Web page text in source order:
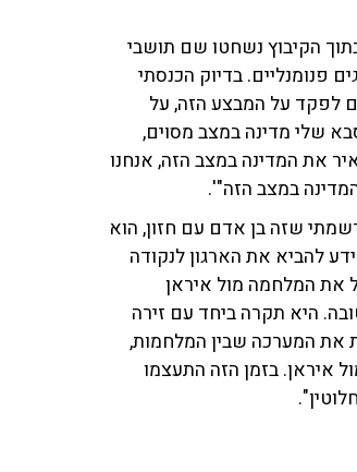
הקיבוץ נשחטו שם תושבי
פנומנליים. בדיוק הכנסתי
לפקד על המבצע הזה, על
שלי מדינה במצב מסוים,
את המדינה במצב הזה, אנחנו
במצב הזה"'.
שזה בן אדם עם חזון, הוא
להביא את הארגון לנקודה
את המלחמה מול איראן
היא תקרה ביחד עם זירה
את המערכה שבין המלחמות,
איראן. בזמן הזה התעצמו